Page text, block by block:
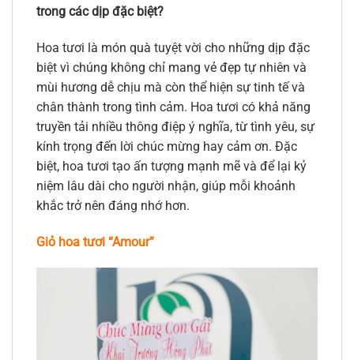
trong các dịp đặc biệt?
Hoa tươi là món quà tuyệt vời cho những dịp đặc
biệt vì chúng không chỉ mang vẻ đẹp tự nhiên và
mùi hương dễ chịu mà còn thể hiện sự tinh tế và
chân thành trong tình cảm. Hoa tươi có khả năng
truyền tải nhiều thông điệp ý nghĩa, từ tình yêu, sự
kính trọng đến lời chúc mừng hay cảm ơn. Đặc
biệt, hoa tươi tạo ấn tượng mạnh mẽ và để lại kỷ
niệm lâu dài cho người nhận, giúp mỗi khoảnh
khắc trở nên đáng nhớ hơn.
Giỏ hoa tươi “Amour”